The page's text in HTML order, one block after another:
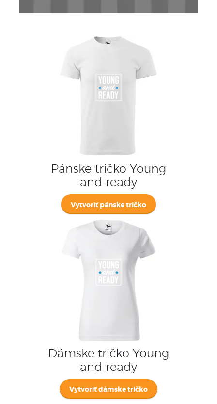
Pánske tričko Young
and ready
Vytvoriť pánske tričko
Dámske tričko Young
and ready
Vytvoriť dámske tričko